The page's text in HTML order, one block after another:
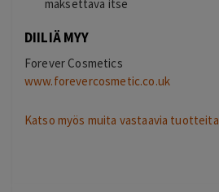
maksettava itse
DIILIÄ MYY
Forever Cosmetics
www.forevercosmetic.co.uk
Katso myös muita vastaavia tuotteita